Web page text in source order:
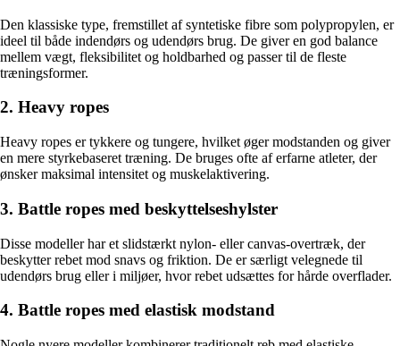
Den klassiske type, fremstillet af syntetiske fibre som polypropylen, er
ideel til både indendørs og udendørs brug. De giver en god balance
mellem vægt, fleksibilitet og holdbarhed og passer til de fleste
træningsformer.
2. Heavy ropes
Heavy ropes er tykkere og tungere, hvilket øger modstanden og giver
en mere styrkebaseret træning. De bruges ofte af erfarne atleter, der
ønsker maksimal intensitet og muskelaktivering.
3. Battle ropes med beskyttelseshylster
Disse modeller har et slidstærkt nylon- eller canvas-overtræk, der
beskytter rebet mod snavs og friktion. De er særligt velegnede til
udendørs brug eller i miljøer, hvor rebet udsættes for hårde overflader.
4. Battle ropes med elastisk modstand